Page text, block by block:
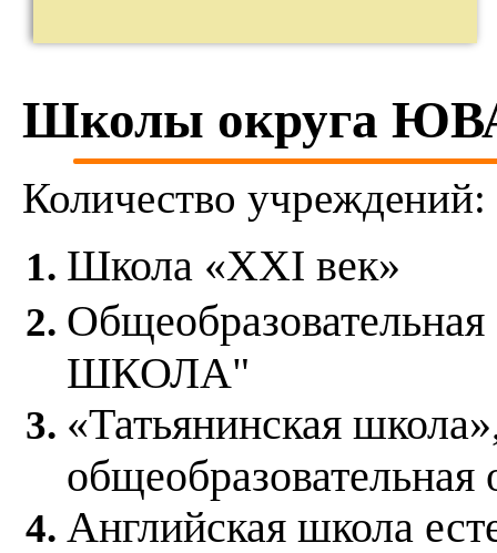
Школы округа
Количество учреждений:
Школа «ХХI век»
ШКОЛА"
«Татьянинская
Английская школа